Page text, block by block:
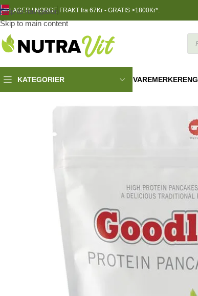
Skip to navigation
Skip to main content
LAGER I NORGEFRAKT fra 67Kr - GRATIS >1800Kr*.
KATEGORIER VAREMERKER